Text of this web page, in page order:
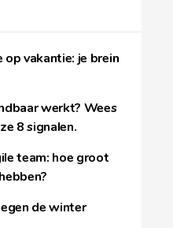
vakantie: je brein
werkt? Wees
8 signalen.
team: hoe groot
de winter